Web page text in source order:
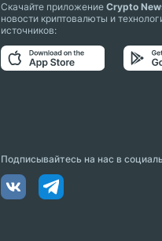
Скачайте приложениеCrypto
новости криптовалюты и
источников:
Подписывайтесь на нас в